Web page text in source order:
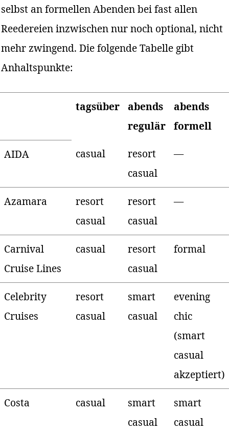
selbst an formellen Abenden bei fast allen
Reedereien inzwischen nur noch optional, nicht
mehr zwingend. Die folgende Tabelle gibt
Anhaltspunkte:
tagsüber abends
regulär
abends
formell
AIDA casual
resort
casual
—
Azamara
resort
casual
resort
casual
—
Carnival
Cruise Lines
casual
resort
casual
formal
Celebrity
Cruises
resort
casual
smart
casual
evening
chic
(smart
casual
akzeptiert)
Costa casual
smart
casual
smart
casual